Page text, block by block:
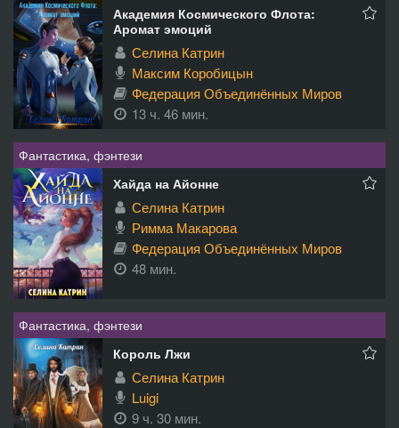
Академия Космического Флота:
Аромат эмоций
Селина Катрин
Максим Коробицын
Федерация Объединённых Миров
13 ч. 46 мин.
Фантастика, фэнтези
Хайда на Айонне
Селина Катрин
Римма Макарова
Федерация Объединённых Миров
48 мин.
Фантастика, фэнтези
Король Лжи
Селина Катрин
Luigi
9 ч. 30 мин.